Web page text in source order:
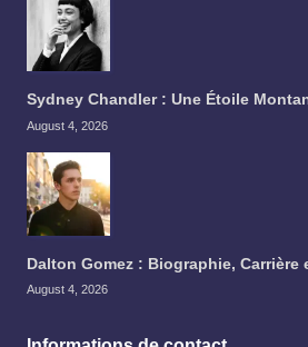
Sydney Chandler : Une Étoile
August 4, 2026
Dalton Gomez : Biographie, Carrière
August 4, 2026